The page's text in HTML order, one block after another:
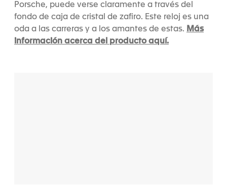
Porsche, puede verse claramente a través del
fondo de caja de cristal de zafiro. Este reloj es una
oda a las carreras y a los amantes de estas. Más
información acerca del producto aquí.